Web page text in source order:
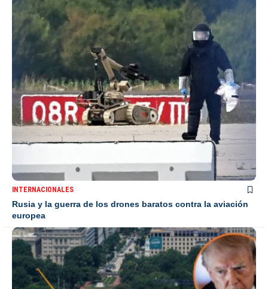
INTERNACIONALES
Rusia y la guerra de los drones baratos contra la aviación
europea